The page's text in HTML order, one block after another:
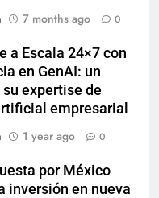
7 months ago 0
a Escala 24×7 con
en GenAI: un
expertise de
empresarial
1 year ago 0
por México
inversión en nueva